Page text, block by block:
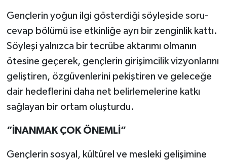
Gençlerin yoğun ilgi gösterdiği söyleşide soru-
cevap bölümü ise etkinliğe ayrı bir zenginlik kattı.
Söyleşi yalnızca bir tecrübe aktarımı olmanın
ötesine geçerek, gençlerin girişimcilik vizyonlarını
geliştiren, özgüvenlerini pekiştiren ve geleceğe
dair hedeflerini daha net belirlemelerine katkı
sağlayan bir ortam oluşturdu.
“İNANMAK ÇOK ÖNEMLİ”
Gençlerin sosyal, kültürel ve mesleki gelişimine